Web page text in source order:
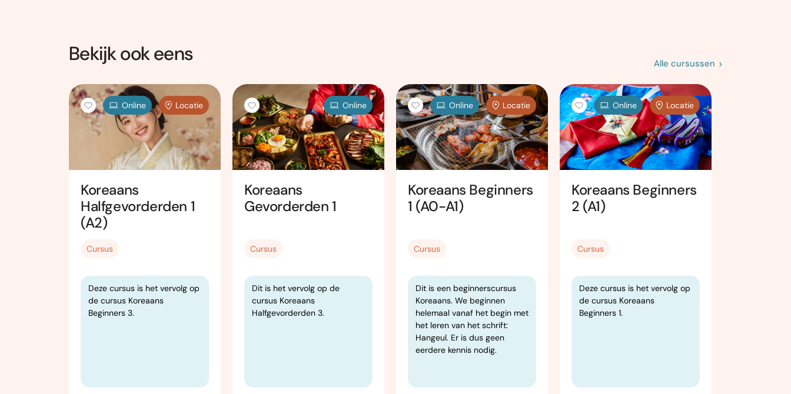
Bekijk ook eens Alle cursussen
Online Locatie
Koreaans
Halfgevorderden 1
(A2)
Cursus
Deze cursus is het vervolg op
de cursus Koreaans
Beginners 3.
Online
Koreaans
Gevorderden 1
Cursus
Dit is het vervolg op de
cursus Koreaans
Halfgevorderden 3.
Online Locatie
Koreaans Beginners
1 (A0-A1)
Cursus
Dit is een beginnerscursus
Koreaans. We beginnen
helemaal vanaf het begin met
het leren van het schrift:
Hangeul. Er is dus geen
eerdere kennis nodig.
Online Locatie
Koreaans Beginners
2 (A1)
Cursus
Deze cursus is het vervolg op
de cursus Koreaans
Beginners 1.